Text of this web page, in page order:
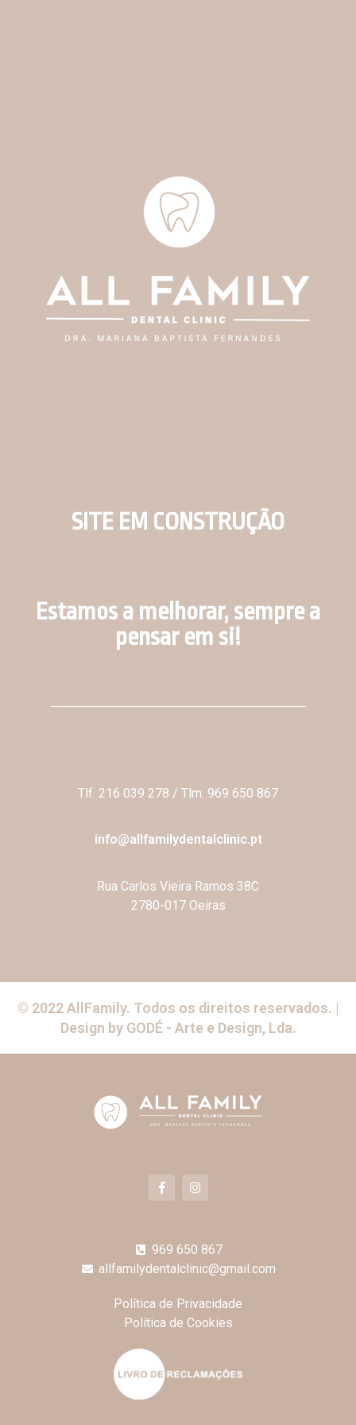
SITE EM CONSTRUÇÃO
Estamos a melhorar, sempre a
pensar em si!
Tlf. 216 039 278 / Tlm. 969 650 867
info@allfamilydentalclinic.pt
Rua Carlos Vieira Ramos 38C
2780-017 Oeiras
© 2022 AllFamily. Todos os direitos reservados. |
Design by GODÉ - Arte e Design, Lda.
969 650 867
allfamilydentalclinic@gmail.com
Política de Privacidade
Política de Cookies